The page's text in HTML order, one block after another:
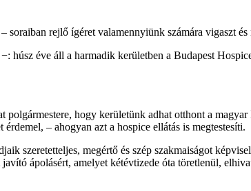
rejlő ígéret valamennyiünk számára vigaszt
húsz éve áll a harmadik kerületben a Budapest
hogy kerületünk adhat otthont a
– ahogyan azt a hospice ellátás is megtestesíti.
szeretetteljes, megértő és szép szakmaiságot
ápolásért, amelyet kétévtizede óta töretlenül,